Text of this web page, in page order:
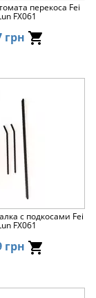
перекоса Fei
FX061
грн
с подкосами Fei
FX061
грн